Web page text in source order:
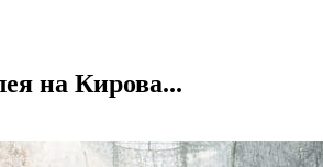
на Кирова...